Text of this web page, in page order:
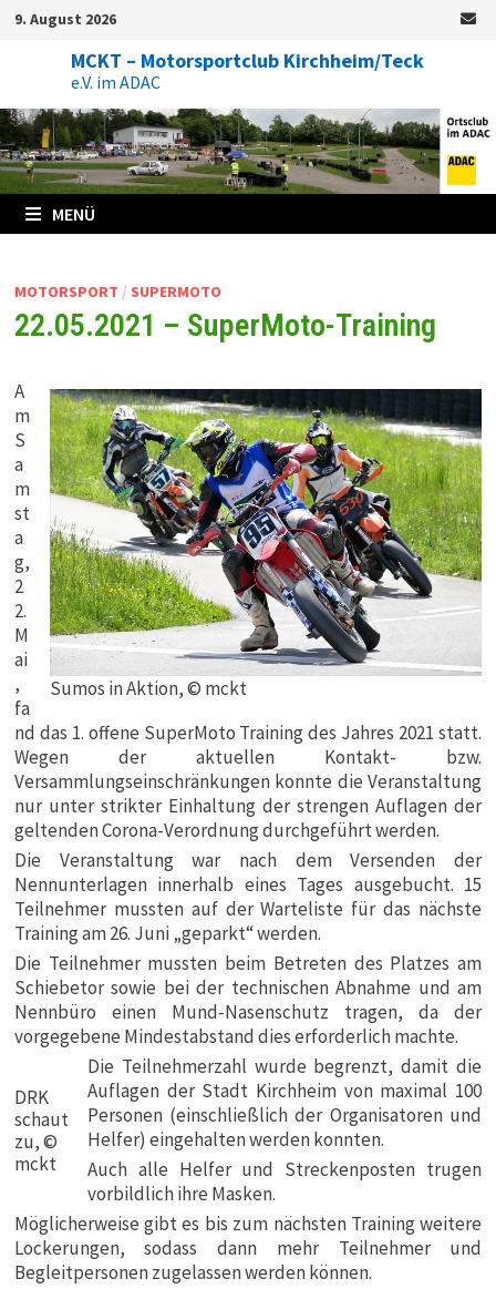
Zum9. August 2026
MCKT – Motorsportclub Kirchheim/Teck
e.V. im ADAC
MENÜ
MOTORSPORT / SUPERMOTO
22.05.2021 – SuperMoto-Training
Sumos in Aktion, © mckt
A
m
S
a
m
st
a
g,
2
2.
M
ai
,
fa
nd das 1. offene SuperMoto Training des Jahres 2021 statt.
Wegen der aktuellen Kontakt- bzw.
Versammlungseinschränkungen konnte die Veranstaltung
nur unter strikter Einhaltung der strengen Auflagen der
geltenden Corona-Verordnung durchgeführt werden.
Die Veranstaltung war nach dem Versenden der
Nennunterlagen innerhalb eines Tages ausgebucht. 15
Teilnehmer mussten auf der Warteliste für das nächste
Training am 26. Juni „geparkt“ werden.
Die Teilnehmer mussten beim Betreten des Platzes am
Schiebetor sowie bei der technischen Abnahme und am
Nennbüro einen Mund-Nasenschutz tragen, da der
vorgegebene Mindestabstand dies erforderlich machte.
DRK
schaut
zu, ©
mckt
Die Teilnehmerzahl wurde begrenzt, damit die
Auflagen der Stadt Kirchheim von maximal 100
Personen (einschließlich der Organisatoren und
Helfer) eingehalten werden konnten.
Auch alle Helfer und Streckenposten trugen
vorbildlich ihre Masken.
Möglicherweise gibt es bis zum nächsten Training weitere
Lockerungen, sodass dann mehr Teilnehmer und
Begleitpersonen zugelassen werden können.